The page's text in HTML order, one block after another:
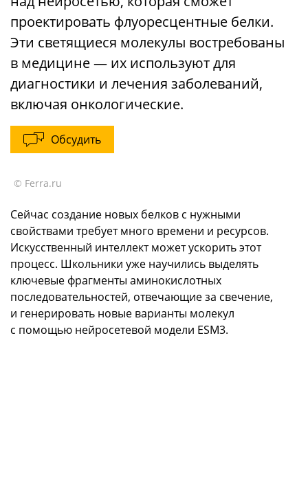
проектировать флуоресцентные белки.
Эти светящиеся молекулы востребованы
в медицине — их используют для
диагностики и лечения заболеваний,
включая онкологические.
Обсудить
© Ferra.ru
Сейчас создание новых белков с нужными
свойствами требует много времени и ресурсов.
Искусственный интеллект может ускорить этот
процесс. Школьники уже научились выделять
ключевые фрагменты аминокислотных
последовательностей, отвечающие за свечение,
и генерировать новые варианты молекул
с помощью нейросетевой модели ESM3.